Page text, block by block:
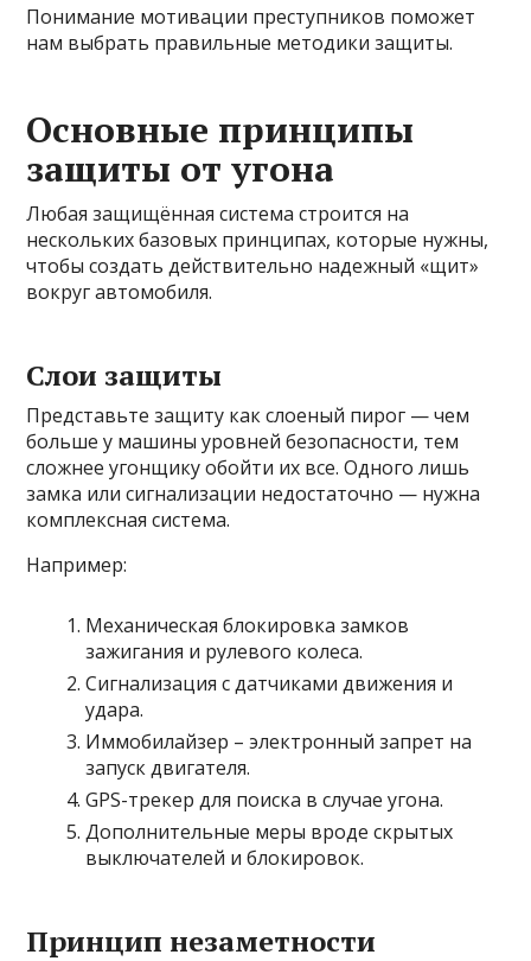
Понимание мотивации преступников поможет
нам выбрать правильные методики защиты.
Основные принципы
защиты от угона
Любая защищённая система строится на
нескольких базовых принципах, которые нужны,
чтобы создать действительно надежный «щит»
вокруг автомобиля.
Слои защиты
Представьте защиту как слоеный пирог — чем
больше у машины уровней безопасности, тем
сложнее угонщику обойти их все. Одного лишь
замка или сигнализации недостаточно — нужна
комплексная система.
Например:
Механическая блокировка замков
зажигания и рулевого колеса.
Сигнализация с датчиками движения и
удара.
Иммобилайзер – электронный запрет на
запуск двигателя.
GPS-трекер для поиска в случае угона.
Дополнительные меры вроде скрытых
выключателей и блокировок.
Принцип незаметности